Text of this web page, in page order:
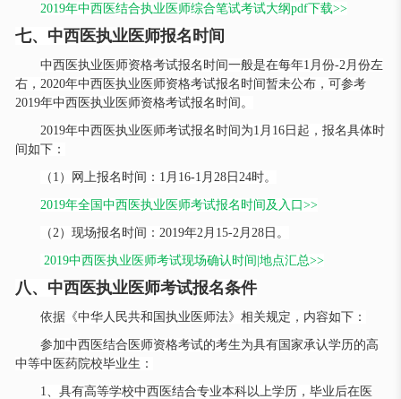
2019年中西医结合执业医师综合笔试考试大纲pdf下载>>
七、中西医执业医师报名时间
中西医执业医师资格考试报名时间一般是在每年1月份-2月份左
右，2020年中西医执业医师资格考试报名时间暂未公布，可参考
2019年中西医执业医师资格考试报名时间。
2019年中西医执业医师考试报名时间为1月16日起，报名具体时
间如下：
（ 1）网上报名时间：1月16-1月28日24时。
2019年全国中西医执业医师考试报名时间及入口>>
（ 2）现场报名时间：2019年2月15-2月28日。
2019中西医执业医师考试现场确认时间|地点汇总>>
八、中西医执业医师考试报名条件
依据《中华人民共和国执业医师法》相关规定，内容如下：
参加中西医结合医师资格考试的考生为具有国家承认学历的高
中等中医药院校毕业生：
1、具有高等学校中西医结合专业本科以上学历，毕业后在医